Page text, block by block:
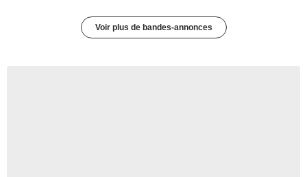
Voir plus de bandes-annonces